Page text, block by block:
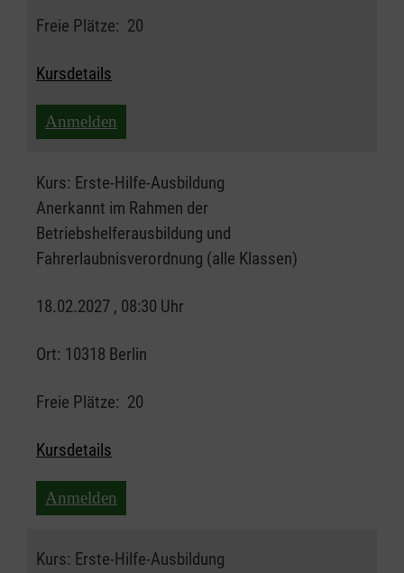
Freie Plätze: 20
Kursdetails
Anmelden
Kurs: Erste-Hilfe-Ausbildung
Anerkannt im Rahmen der
Betriebshelferausbildung und
Fahrerlaubnisverordnung (alle Klassen)
18.02.2027 , 08:30 Uhr
Ort: 10318 Berlin
Freie Plätze: 20
Kursdetails
Anmelden
Kurs: Erste-Hilfe-Ausbildung